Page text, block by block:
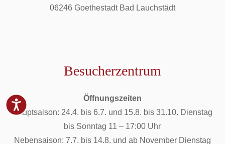
06246 Goethestadt Bad Lauchstädt
Besucherzentrum
Öffnungszeiten
Hauptsaison: 24.4. bis 6.7. und 15.8. bis 31.10. Dienstag
bis Sonntag 11 – 17:00 Uhr
Nebensaison: 7.7. bis 14.8. und ab November Dienstag